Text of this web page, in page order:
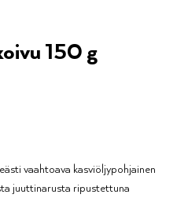
150 g
vaahtoava kasviöljypohjainen
juuttinarusta ripustettuna